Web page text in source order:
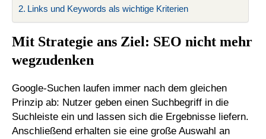
Links und Keywords als wichtige Kriterien
Mit Strategie ans Ziel: SEO nicht mehr
wegzudenken
Google-Suchen laufen immer nach dem gleichen
Prinzip ab: Nutzer geben einen Suchbegriff in die
Suchleiste ein und lassen sich die Ergebnisse liefern.
Anschließend erhalten sie eine große Auswahl an